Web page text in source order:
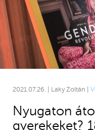
2021.07.26. | Laky Zoltán |
Nyugaton
gyerekeket?